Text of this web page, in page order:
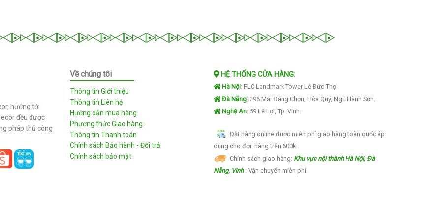
hướng tới
đều được
pháp thủ công
Về chúng tôi
Thông tin Giới thiệu
Thông tin Liên hệ
Hướng dẫn mua hàng
Phương thức Giao hàng
Thông tin Thanh toán
Chính sách Bảo hành - Đổi trả
Chính sách bảo mật
HỆ THỐNG CỬA HÀNG:
Hà Nội: FLC Landmark Tower Lê Đức Thọ
Đà Nẵng: 396 Mai Đăng Chơn, Hòa Quý, Ngũ Hành Sơn.
Nghệ An: 59 Lê Lợi, Tp. Vinh.
Đặt hàng online được miễn phí giao hàng toàn quốc áp
dụng cho đơn hàng trên 600k.
Chính sách giao hàng: Khu vực nội thành Hà Nội, Đà
Nẵng, Vinh: Vận chuyển miễn phí.